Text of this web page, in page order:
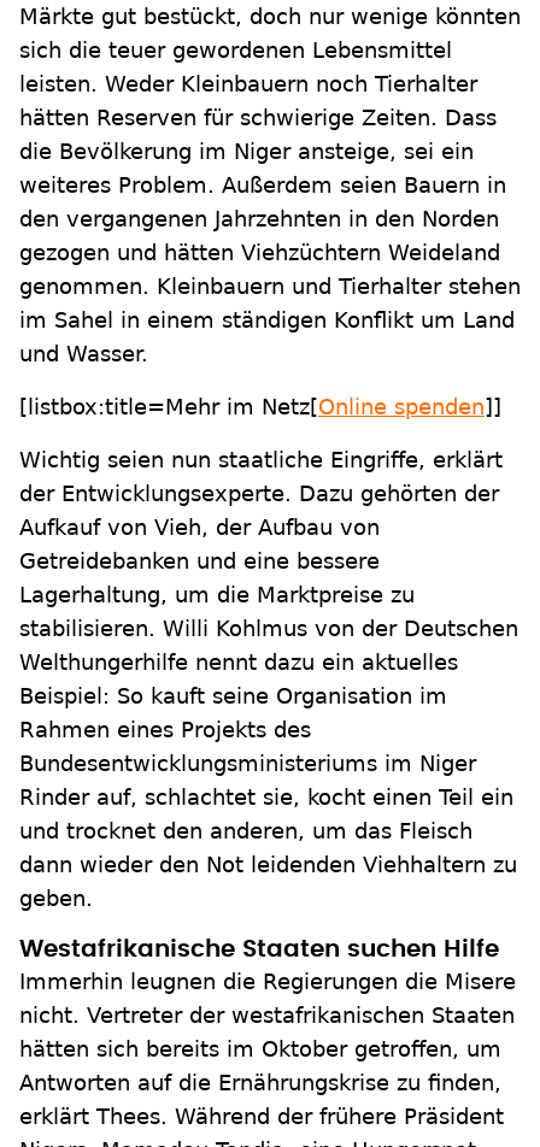
Märkte gut bestückt, doch nur wenige könnten
sich die teuer gewordenen Lebensmittel
leisten. Weder Kleinbauern noch Tierhalter
hätten Reserven für schwierige Zeiten. Dass
die Bevölkerung im Niger ansteige, sei ein
weiteres Problem. Außerdem seien Bauern in
den vergangenen Jahrzehnten in den Norden
gezogen und hätten Viehzüchtern Weideland
genommen. Kleinbauern und Tierhalter stehen
im Sahel in einem ständigen Konflikt um Land
und Wasser.
[listbox:title=Mehr im Netz[Online spenden]]
Wichtig seien nun staatliche Eingriffe, erklärt
der Entwicklungsexperte. Dazu gehörten der
Aufkauf von Vieh, der Aufbau von
Getreidebanken und eine bessere
Lagerhaltung, um die Marktpreise zu
stabilisieren. Willi Kohlmus von der Deutschen
Welthungerhilfe nennt dazu ein aktuelles
Beispiel: So kauft seine Organisation im
Rahmen eines Projekts des
Bundesentwicklungsministeriums im Niger
Rinder auf, schlachtet sie, kocht einen Teil ein
und trocknet den anderen, um das Fleisch
dann wieder den Not leidenden Viehhaltern zu
geben.
Westafrikanische Staaten suchen Hilfe
Immerhin leugnen die Regierungen die Misere
nicht. Vertreter der westafrikanischen Staaten
hätten sich bereits im Oktober getroffen, um
Antworten auf die Ernährungskrise zu finden,
erklärt Thees. Während der frühere Präsident